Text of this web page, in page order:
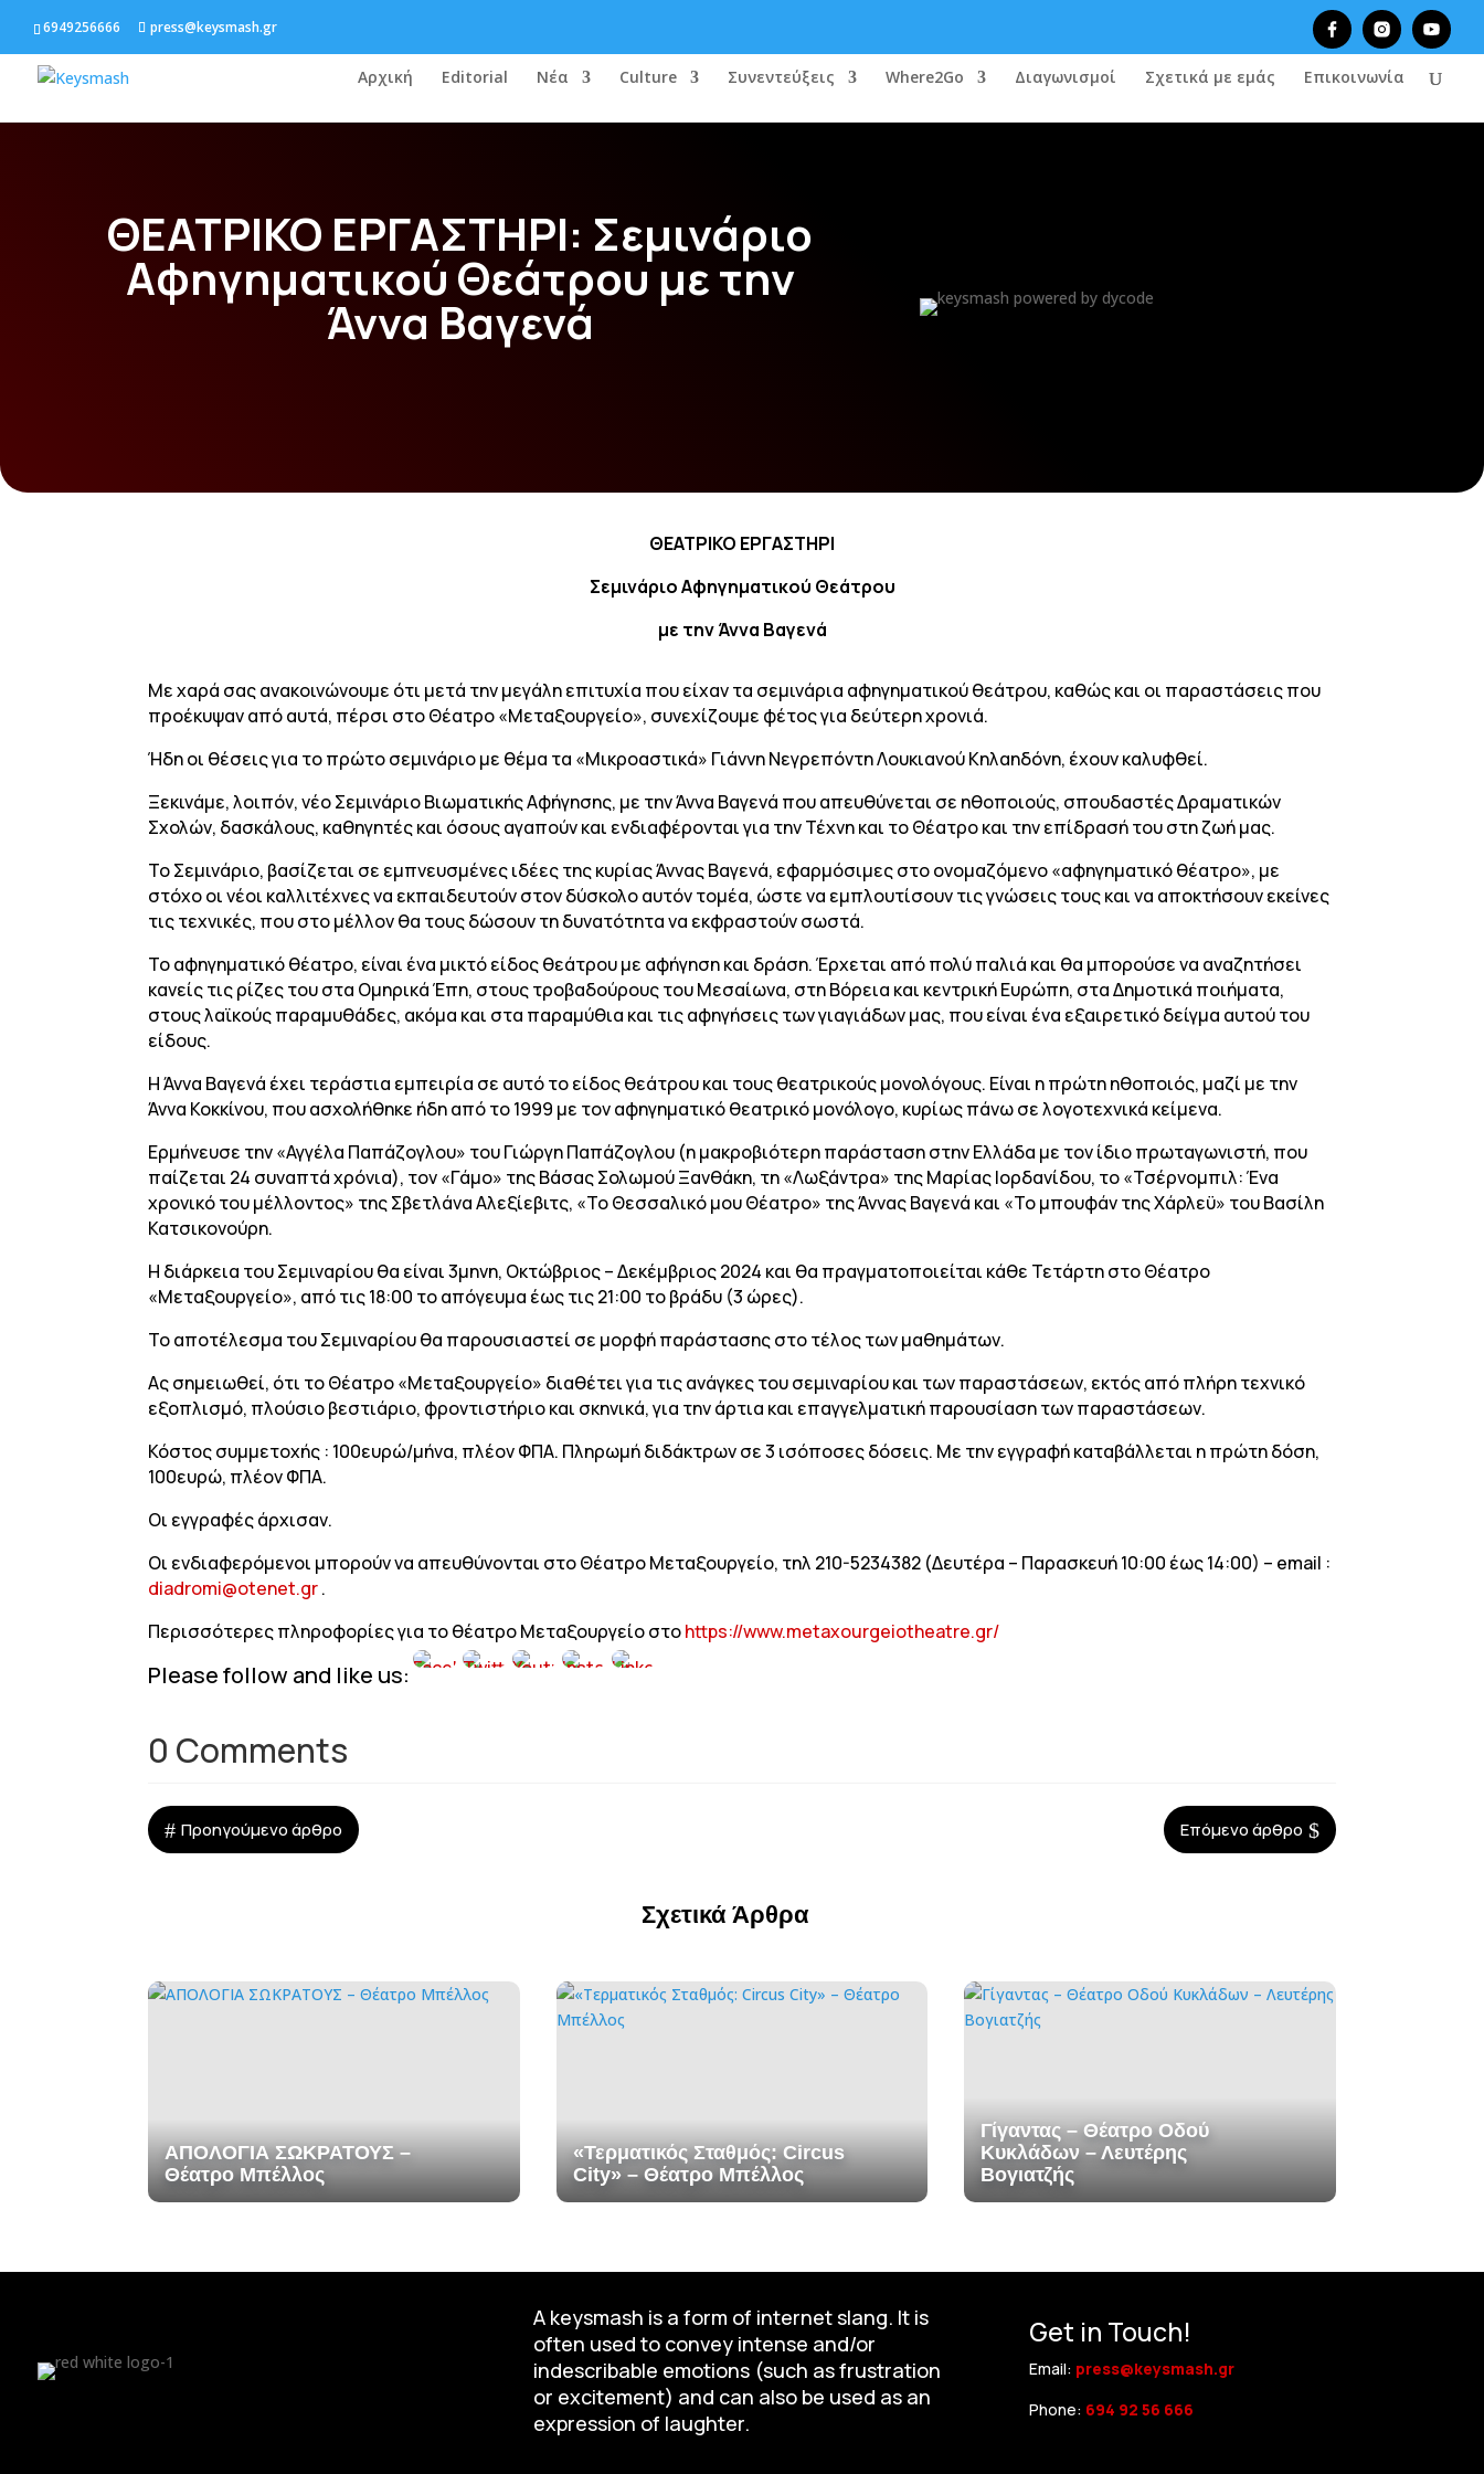
6949256666 press@keysmash.gr
Αρχική Editorial Νέα Culture Συνεντεύξεις Where2Go Διαγωνισμοί Σχετικά με εμάς Επικοινωνία
ΘΕΑΤΡΙΚΟ ΕΡΓΑΣΤΗΡΙ: Σεμινάριο
Αφηγηματικού Θεάτρου με την
Άννα Βαγενά
ΘΕΑΤΡΙΚΟ ΕΡΓΑΣΤΗΡΙ
Σεμινάριο Αφηγηματικού Θεάτρου
με την Άννα Βαγενά
Με χαρά σας ανακοινώνουμε ότι μετά την μεγάλη επιτυχία που είχαν τα σεμινάρια αφηγηματικού θεάτρου, καθώς και οι παραστάσεις που
προέκυψαν από αυτά, πέρσι στο Θέατρο «Μεταξουργείο», συνεχίζουμε φέτος για δεύτερη χρονιά.
Ήδη οι θέσεις για το πρώτο σεμινάριο με θέμα τα «Μικροαστικά» Γιάννη Νεγρεπόντη Λουκιανού Κηλαηδόνη, έχουν καλυφθεί.
Ξεκινάμε, λοιπόν, νέο Σεμινάριο Βιωματικής Αφήγησης, με την Άννα Βαγενά που απευθύνεται σε ηθοποιούς, σπουδαστές Δραματικών
Σχολών, δασκάλους, καθηγητές και όσους αγαπούν και ενδιαφέρονται για την Τέχνη και το Θέατρο και την επίδρασή του στη ζωή μας.
Το Σεμινάριο, βασίζεται σε εμπνευσμένες ιδέες της κυρίας Άννας Βαγενά, εφαρμόσιμες στο ονομαζόμενο «αφηγηματικό θέατρο», με
στόχο οι νέοι καλλιτέχνες να εκπαιδευτούν στον δύσκολο αυτόν τομέα, ώστε να εμπλουτίσουν τις γνώσεις τους και να αποκτήσουν εκείνες
τις τεχνικές, που στο μέλλον θα τους δώσουν τη δυνατότητα να εκφραστούν σωστά.
Το αφηγηματικό θέατρο, είναι ένα μικτό είδος θεάτρου με αφήγηση και δράση. Έρχεται από πολύ παλιά και θα μπορούσε να αναζητήσει
κανείς τις ρίζες του στα Ομηρικά Έπη, στους τροβαδούρους του Μεσαίωνα, στη Βόρεια και κεντρική Ευρώπη, στα Δημοτικά ποιήματα,
στους λαϊκούς παραμυθάδες, ακόμα και στα παραμύθια και τις αφηγήσεις των γιαγιάδων μας, που είναι ένα εξαιρετικό δείγμα αυτού του
είδους.
Η Άννα Βαγενά έχει τεράστια εμπειρία σε αυτό το είδος θεάτρου και τους θεατρικούς μονολόγους. Είναι η πρώτη ηθοποιός, μαζί με την
Άννα Κοκκίνου, που ασχολήθηκε ήδη από το 1999 με τον αφηγηματικό θεατρικό μονόλογο, κυρίως πάνω σε λογοτεχνικά κείμενα.
Ερμήνευσε την «Αγγέλα Παπάζογλου» του Γιώργη Παπάζογλου (η μακροβιότερη παράσταση στην Ελλάδα με τον ίδιο πρωταγωνιστή, που
παίζεται 24 συναπτά χρόνια), τον «Γάμο» της Βάσας Σολωμού Ξανθάκη, τη «Λωξάντρα» της Μαρίας Ιορδανίδου, το «Τσέρνομπιλ: Ένα
χρονικό του μέλλοντος» της Σβετλάνα Αλεξίεβιτς, «Το Θεσσαλικό μου Θέατρο» της Άννας Βαγενά και «Το μπουφάν της Χάρλεϋ» του Βασίλη
Κατσικονούρη.
Η διάρκεια του Σεμιναρίου θα είναι 3μηνη, Οκτώβριος – Δεκέμβριος 2024 και θα πραγματοποιείται κάθε Τετάρτη στο Θέατρο
«Μεταξουργείο», από τις 18:00 το απόγευμα έως τις 21:00 το βράδυ (3 ώρες).
Το αποτέλεσμα του Σεμιναρίου θα παρουσιαστεί σε μορφή παράστασης στο τέλος των μαθημάτων.
Ας σημειωθεί, ότι το Θέατρο «Μεταξουργείο» διαθέτει για τις ανάγκες του σεμιναρίου και των παραστάσεων, εκτός από πλήρη τεχνικό
εξοπλισμό, πλούσιο βεστιάριο, φροντιστήριο και σκηνικά, για την άρτια και επαγγελματική παρουσίαση των παραστάσεων.
Κόστος συμμετοχής : 100ευρώ/μήνα, πλέον ΦΠΑ. Πληρωμή διδάκτρων σε 3 ισόποσες δόσεις. Με την εγγραφή καταβάλλεται η πρώτη δόση,
100ευρώ, πλέον ΦΠΑ.
Οι εγγραφές άρχισαν.
Οι ενδιαφερόμενοι μπορούν να απευθύνονται στο Θέατρο Μεταξουργείο, τηλ 210-5234382 (Δευτέρα – Παρασκευή 10:00 έως 14:00) – email :
diadromi@otenet.gr.
Περισσότερες πληροφορίες για το θέατρο Μεταξουργείο στοhttps://www.metaxourgeiotheatre.gr/
Please follow and like us:
0 Comments
# Προηγούμενο άρθρο Επόμενο άρθρο $
Σχετικά Άρθρα
ΑΠΟΛΟΓΙΑ ΣΩΚΡΑΤΟΥΣ –
Θέατρο Μπέλλος
«Τερματικός Σταθμός: Circus
City» – Θέατρο Μπέλλος
Γίγαντας – Θέατρο Οδού
Κυκλάδων – Λευτέρης
Βογιατζής
A keysmash is a form of internet slang. It is
often used to convey intense and/or
indescribable emotions (such as frustration
or excitement) and can also be used as an
expression of laughter.
Get in Touch!
Email: press@keysmash.gr
Phone: 694 92 56 666